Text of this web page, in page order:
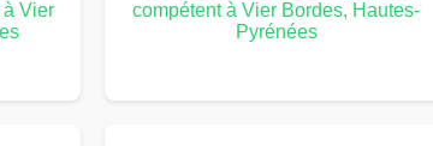
Vier
compétent à Vier Bordes, Hautes-
Pyrénées